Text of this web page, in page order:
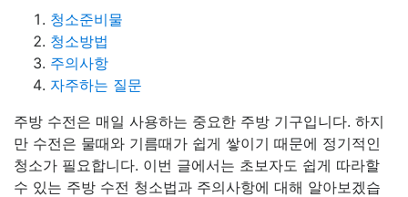
청소준비물
청소방법
주의사항
자주하는 질문
주방 수전은 매일 사용하는 중요한 주방 기구입니다. 하지
만 수전은 물때와 기름때가 쉽게 쌓이기 때문에 정기적인
청소가 필요합니다. 이번 글에서는 초보자도 쉽게 따라할
수 있는 주방 수전 청소법과 주의사항에 대해 알아보겠습